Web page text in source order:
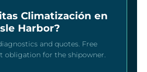
Climatización en
Harbor?
and quotes. Free
obligation for the shipowner.